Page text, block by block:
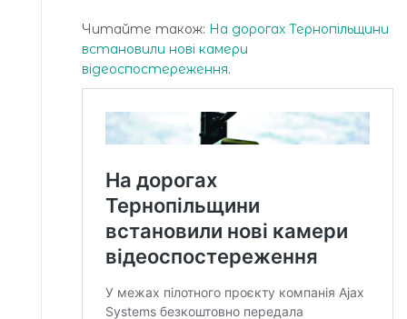
Читайте також: На дорогах Тернопільщини
встановили нові камери
відеоспостереження.